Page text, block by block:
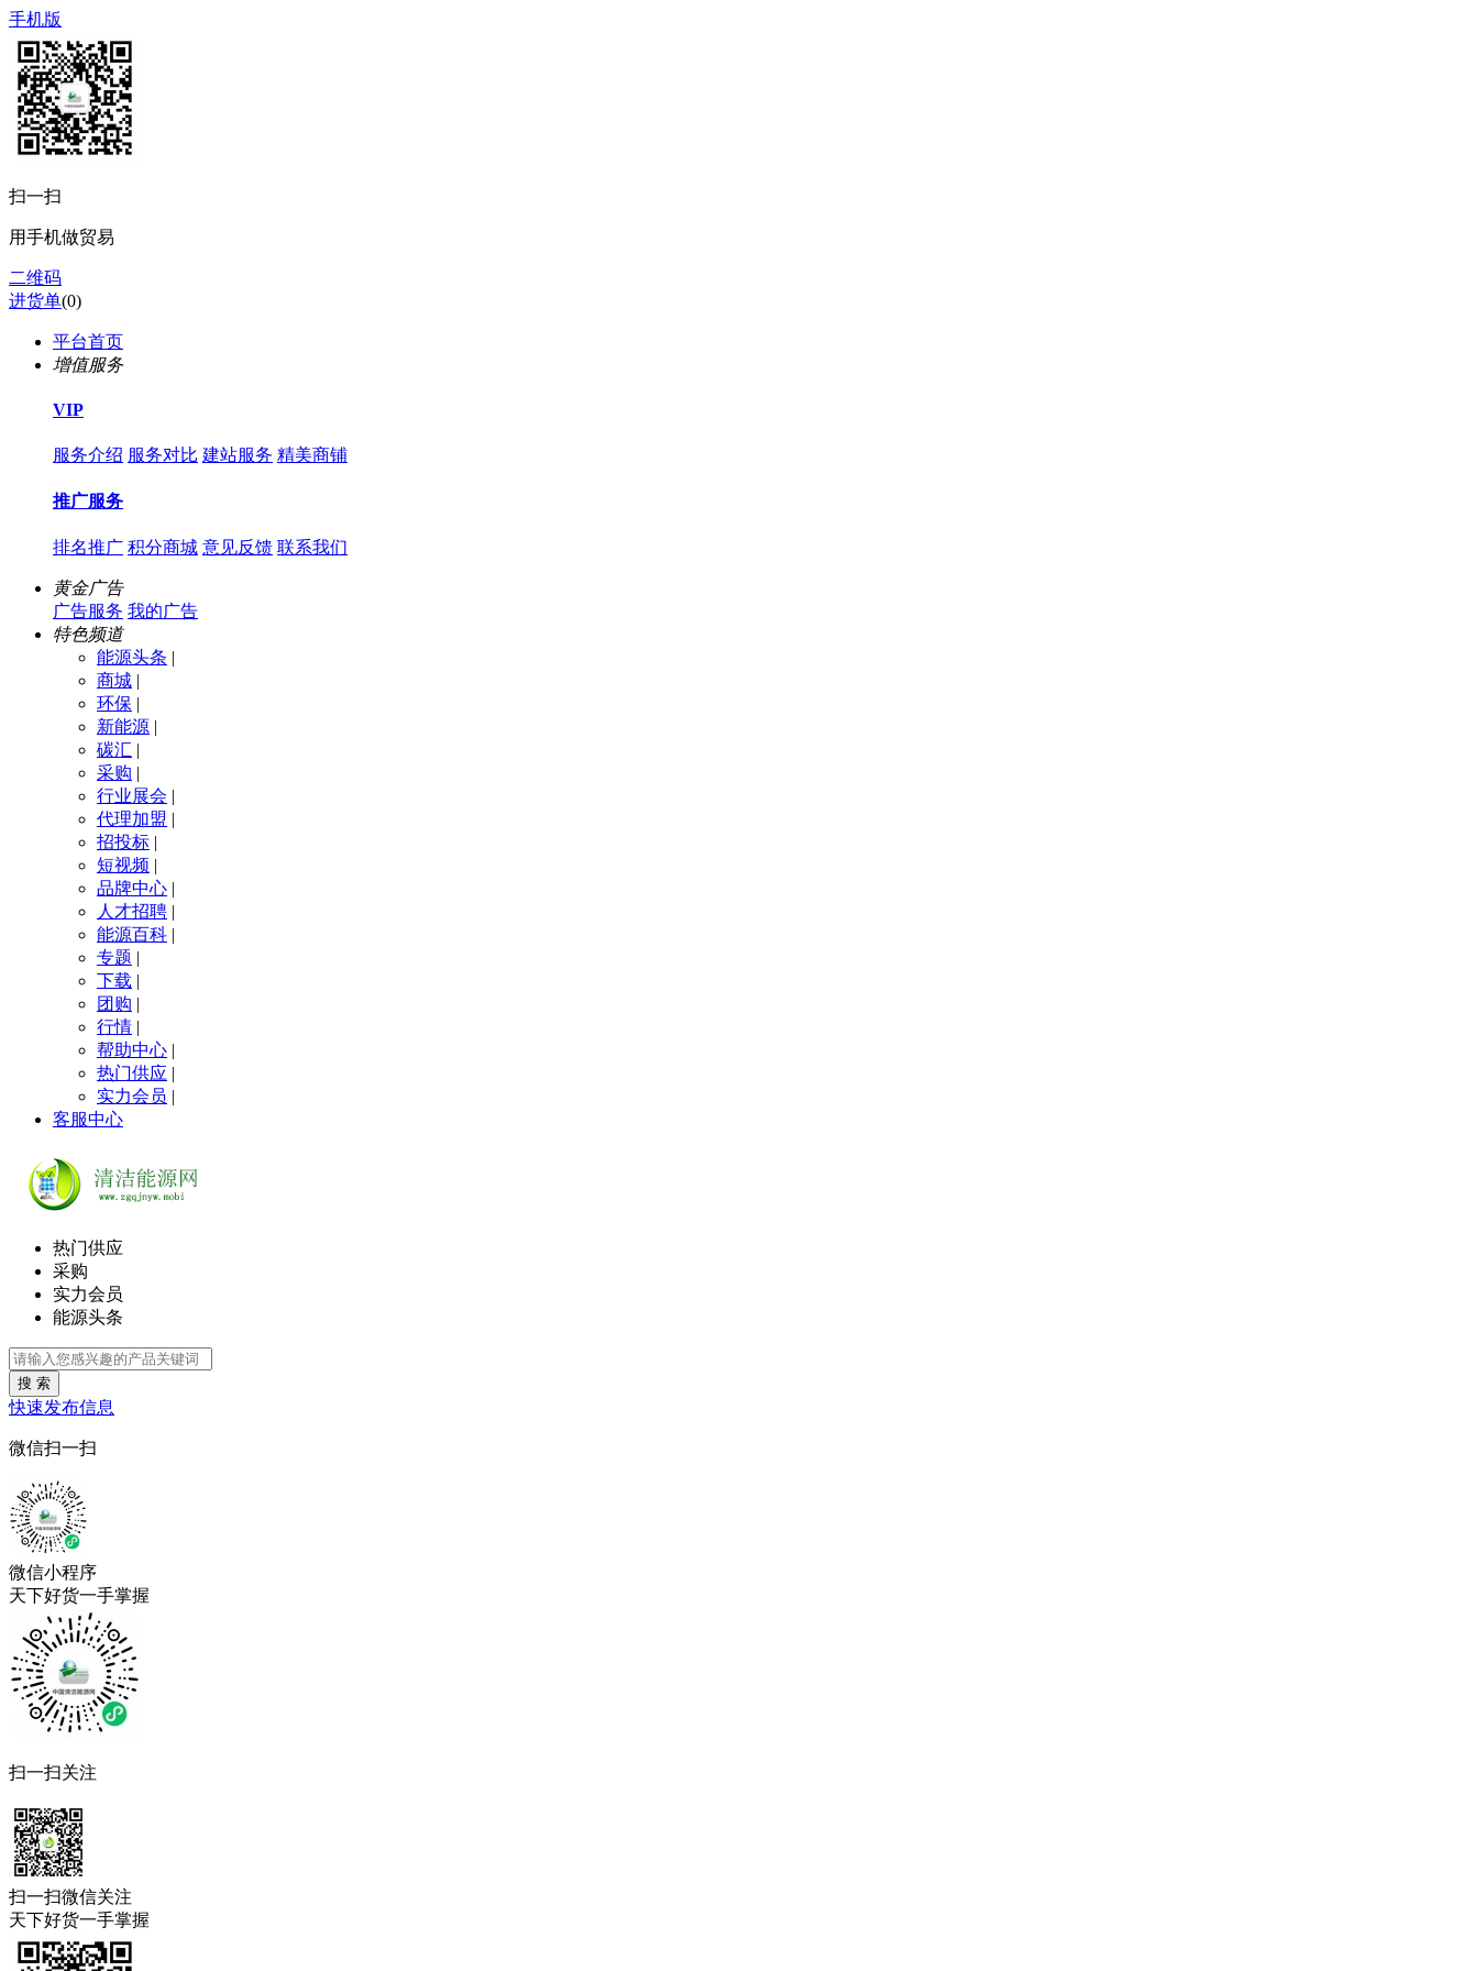
手机版
扫一扫
用手机做贸易
二维码
进货单(0)
平台首页
增值服务
VIP
服务介绍 服务对比 建站服务 精美商铺
推广服务
排名推广 积分商城 意见反馈 联系我们
黄金广告
广告服务 我的广告
特色频道
能源头条 |
商城 |
环保 |
新能源 |
碳汇 |
采购 |
行业展会 |
代理加盟 |
招投标 |
短视频 |
品牌中心 |
人才招聘 |
能源百科 |
专题 |
下载 |
团购 |
行情 |
帮助中心 |
热门供应 |
实力会员 |
客服中心
热门供应
采购
实力会员
能源头条
搜 索
快速发布信息
微信扫一扫
微信小程序
天下好货一手掌握
扫一扫关注
扫一扫微信关注
天下好货一手掌握